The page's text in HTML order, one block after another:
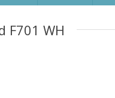
F701 WH